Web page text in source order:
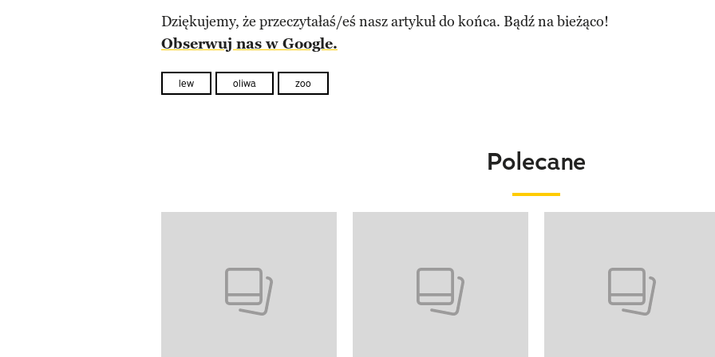
Dziękujemy, że przeczytałaś/eś nasz artykuł do końca. Bądź na bieżąco!
Obserwuj nas w Google.
lew oliwa zoo
Polecane
previous element